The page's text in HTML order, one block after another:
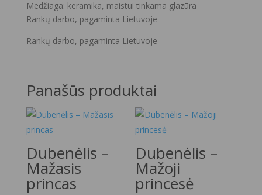
Medžiaga: keramika, maistui tinkama glazūra
Rankų darbo, pagaminta Lietuvoje
Rankų darbo, pagaminta Lietuvoje
Panašūs produktai
Dubenėlis –
Mažasis
princas
Dubenėlis –
Mažoji
princesė